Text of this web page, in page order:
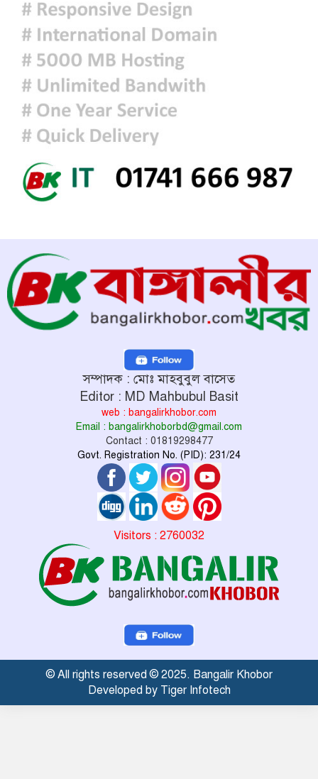
প্রধানমন্ত্রীকে বরণে প্রস্তুত চট্টগ্রাম,
নেতাকর্মীরা উজ্জীবিত
দিল্লির সংবাদ সম্মেলনে শেখ হাসিনার
ভার্চ্যুয়াল বক্তব্যে ভারতের সমর্থন নেই:
জয়সওয়াল
সম্পাদক : মোঃ মাহবুবুল বাসেত
Editor : MD Mahbubul Basit
web : bangalirkhobor.com
Email : bangalirkhoborbd@gmail.com
Contact : 01819298477
Govt. Registration No. (PID): 231/24
Visitors : 2760032
© All rights reserved © 2025. Bangalir Khobor
Developed by Tiger Infotech